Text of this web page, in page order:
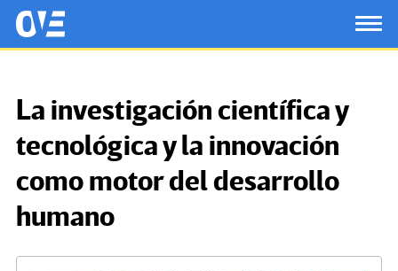
Saltar al contenido principal
OtrasVocesenEducacion.org
La investigación científica y
tecnológica y la innovación
como motor del desarrollo
humano